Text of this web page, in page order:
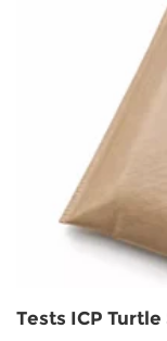
Tests ICP